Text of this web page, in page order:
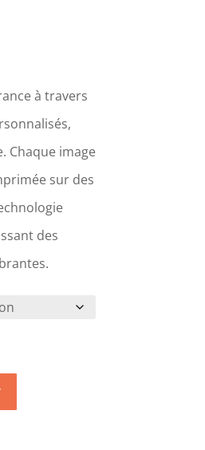
à travers
Chaque image
sur des
des